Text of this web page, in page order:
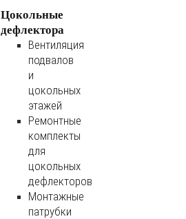
Цокольные
дефлектора
Вентиляция
подвалов
и
цокольных
этажей
Ремонтные
комплекты
для
цокольных
дефлекторов
Монтажные
патрубки